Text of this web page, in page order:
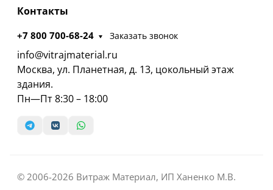
Контакты
+7 800 700-68-24 Заказать звонок
info@vitrajmaterial.ru
Москва, ул. Планетная, д. 13, цокольный этаж
здания.
Пн—Пт 8:30 – 18:00
© 2006-2026 Витраж Материал, ИП Ханенко М.В.